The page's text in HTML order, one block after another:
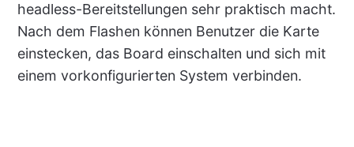
headless-Bereitstellungen sehr praktisch macht.
Nach dem Flashen können Benutzer die Karte
einstecken, das Board einschalten und sich mit
einem vorkonfigurierten System verbinden.